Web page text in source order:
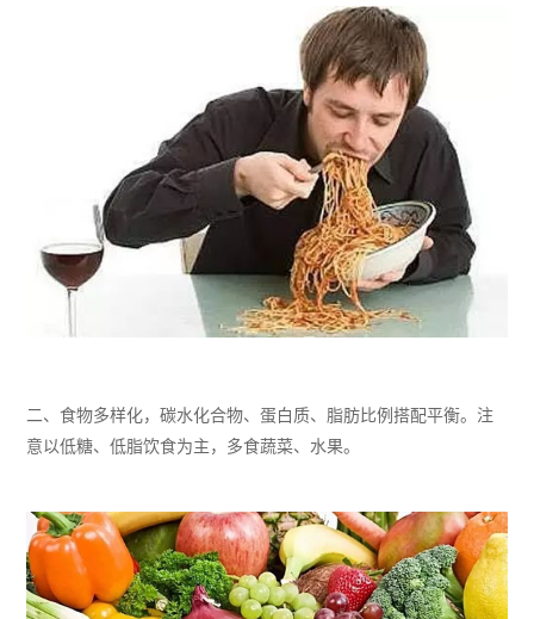
二、食物多样化，碳水化合物、蛋白质、脂肪比例搭配平衡。注
意以低糖、低脂饮食为主，多食蔬菜、水果。